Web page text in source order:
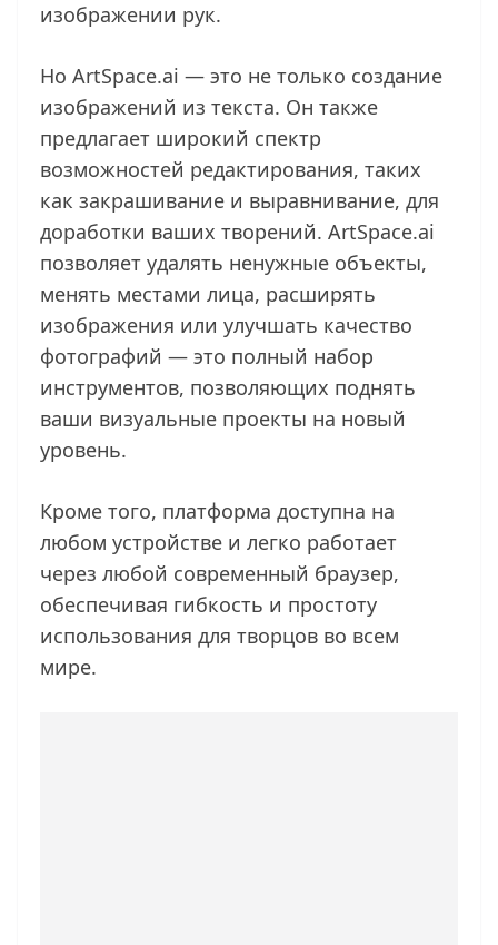
изображении рук.
Но ArtSpace.ai — это не только создание
изображений из текста. Он также
предлагает широкий спектр
возможностей редактирования, таких
как закрашивание и выравнивание, для
доработки ваших творений. ArtSpace.ai
позволяет удалять ненужные объекты,
менять местами лица, расширять
изображения или улучшать качество
фотографий — это полный набор
инструментов, позволяющих поднять
ваши визуальные проекты на новый
уровень.
Кроме того, платформа доступна на
любом устройстве и легко работает
через любой современный браузер,
обеспечивая гибкость и простоту
использования для творцов во всем
мире.